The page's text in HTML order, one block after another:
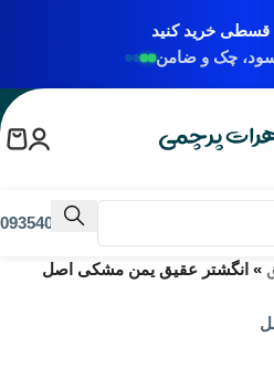
قسطی خرید کنید
چک و ضامن
09354031009
» انگشتر عقیق یمن مشکی اصل